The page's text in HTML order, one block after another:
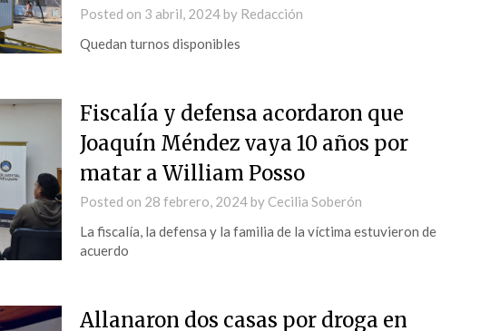
Posted on 3 abril, 2024by Redacción
Quedan turnos disponibles
Fiscalía y defensa acordaron que
Joaquín Méndez vaya 10 años por
matar a William Posso
Posted on 28 febrero, 2024by Cecilia Soberón
La fiscalía, la defensa y la familia de la víctima estuvieron de
acuerdo
Allanaron dos casas por droga en